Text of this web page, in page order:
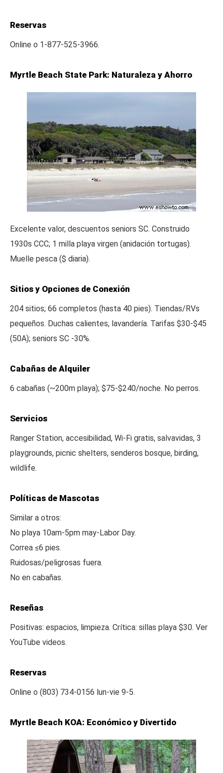
Reservas
Online o 1-877-525-3966.
Myrtle Beach State Park: Naturaleza y Ahorro
Excelente valor, descuentos seniors SC. Construido
1930s CCC; 1 milla playa virgen (anidación tortugas).
Muelle pesca ($ diaria).
Sitios y Opciones de Conexión
204 sitios; 66 completos (hasta 40 pies). Tiendas/RVs
pequeños. Duchas calientes, lavandería. Tarifas $30-$45
(50A); seniors SC -30%.
Cabañas de Alquiler
6 cabañas (~200m playa); $75-$240/noche. No perros.
Servicios
Ranger Station, accesibilidad, Wi-Fi gratis, salvavidas, 3
playgrounds, picnic shelters, senderos bosque, birding,
wildlife.
Políticas de Mascotas
Similar a otros:
No playa 10am-5pm may-Labor Day.
Correa ≤6 pies.
Ruidosas/peligrosas fuera.
No en cabañas.
Reseñas
Positivas: espacios, limpieza. Crítica: sillas playa $30. Ver
YouTube videos.
Reservas
Online o (803) 734-0156 lun-vie 9-5.
Myrtle Beach KOA: Económico y Divertido